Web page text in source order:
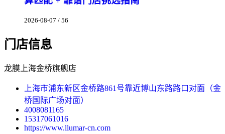
2026-08-07 / 56
门店信息
龙膜上海金桥旗舰店
上海市浦东新区金桥路861号靠近博山东路路口对面（金
桥国际广场对面）
4008081165
15317061016
https://www.llumar-cn.com